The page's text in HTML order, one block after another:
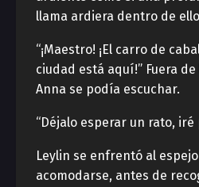
llama ardiera dentro de
“¡Maestro! ¡El carro de
ciudad está aquí!” Fuera
Anna se podía escuchar.
“Déjalo esperar un rato, iré
Leylin se enfrentó al
acomodarse, antes de